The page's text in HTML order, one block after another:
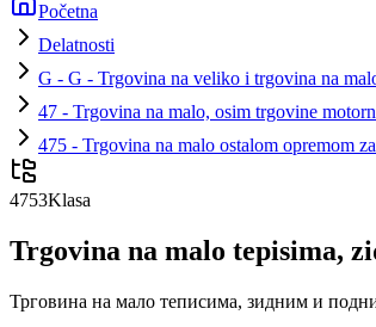
Početna
Delatnosti
G - G - Trgovina na veliko i trgovina na
47 - Trgovina na malo, osim trgovine
475 - Trgovina na malo ostalom opremom
4753Klasa
Trgovina na malo tepisima,
Трговина на мало теписима, зидним и